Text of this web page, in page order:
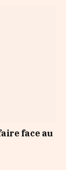
face au